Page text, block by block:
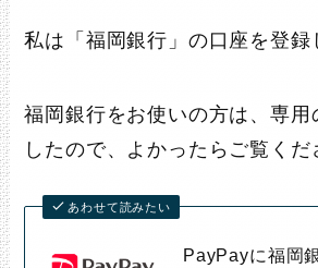
私は「福岡銀行」の口座を登録
福岡銀行をお使いの方は、専用
したので、よかったらご覧くだ
あわせて読みたい
PayPayに福岡